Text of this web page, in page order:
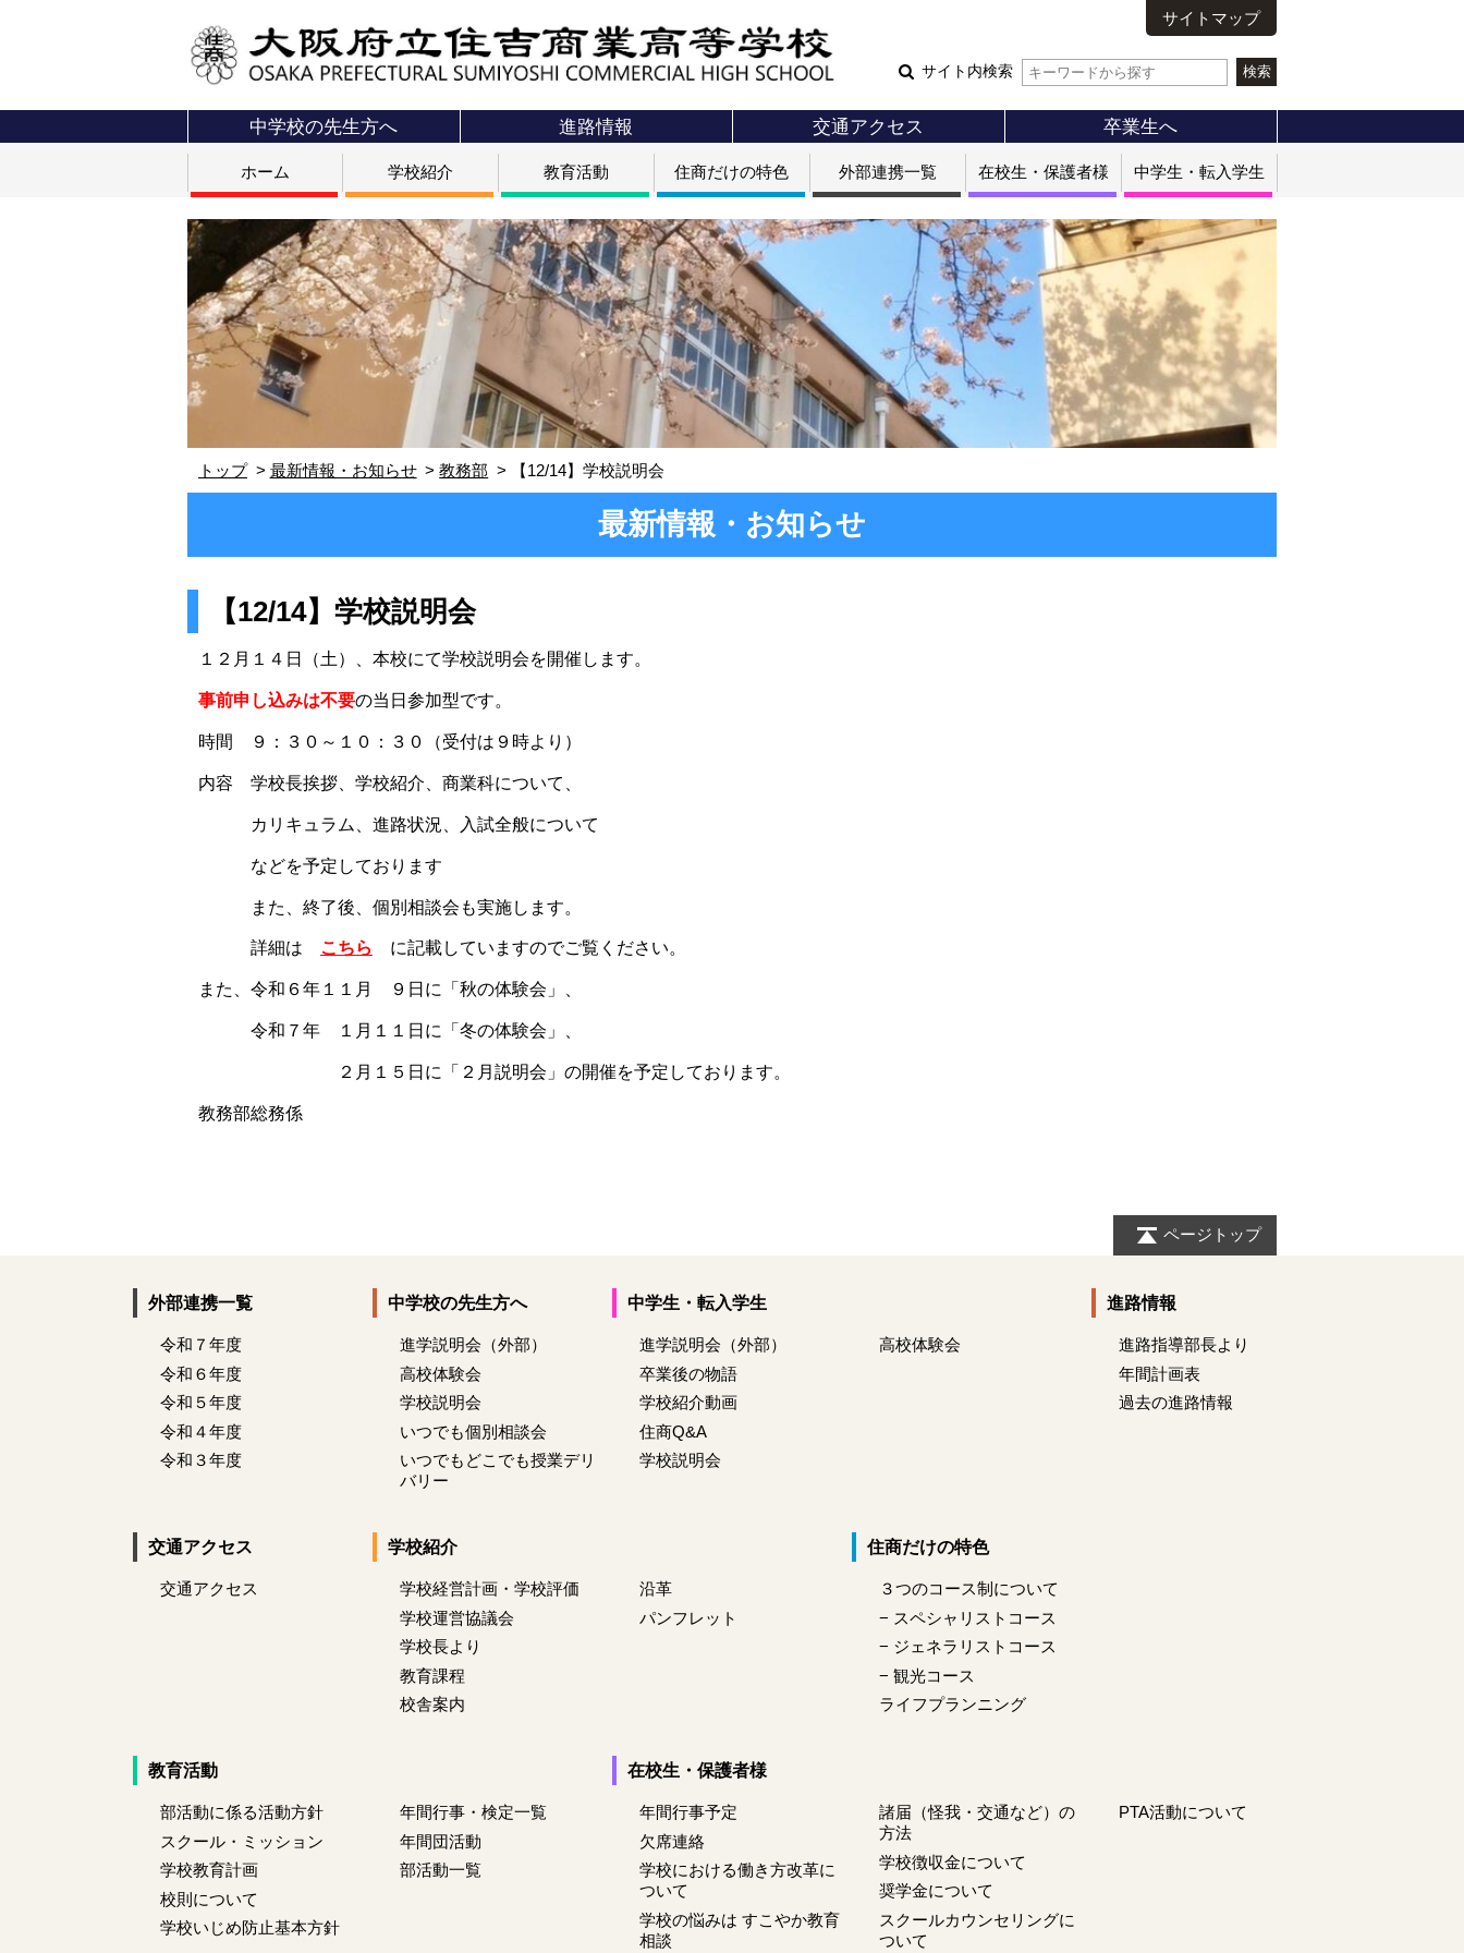
サイトマップ
サイト内検索
中学校の先生方へ 進路情報 交通アクセス 卒業生へ
ホーム 学校紹介 教育活動 住商だけの特色 外部連携一覧 在校生・保護者様 中学生・転入学生
トップ 最新情報・お知らせ 教務部 【12/14】学校説明会
最新情報・お知らせ
【12/14】学校説明会
１２月１４日（土）、本校にて学校説明会を開催します。
事前申し込みは不要の当日参加型です。
時間 ９：３０～１０：３０（受付は９時より）
内容 学校長挨拶、学校紹介、商業科について、
カリキュラム、進路状況、入試全般について
などを予定しております
また、終了後、個別相談会も実施します。
詳細は こちら に記載していますのでご覧ください。
また、令和６年１１月 ９日に「秋の体験会」、
令和７年 １月１１日に「冬の体験会」、
２月１５日に「２月説明会」の開催を予定しております。
教務部総務係
ページトップ
外部連携一覧
令和７年度
令和６年度
令和５年度
令和４年度
令和３年度
中学校の先生方へ
進学説明会（外部）
高校体験会
学校説明会
いつでも個別相談会
いつでもどこでも授業デリ
バリー
中学生・転入学生
進学説明会（外部）
卒業後の物語
学校紹介動画
住商Q&A
学校説明会
高校体験会
進路情報
進路指導部長より
年間計画表
過去の進路情報
交通アクセス
交通アクセス
学校紹介
学校経営計画・学校評価
学校運営協議会
学校長より
教育課程
校舎案内
沿革
パンフレット
住商だけの特色
３つのコース制について
− スペシャリストコース
− ジェネラリストコース
− 観光コース
ライフプランニング
教育活動
部活動に係る活動方針
スクール・ミッション
学校教育計画
校則について
学校いじめ防止基本方針
年間行事・検定一覧
年間団活動
部活動一覧
在校生・保護者様
年間行事予定
欠席連絡
学校における働き方改革に
ついて
学校の悩みは すこやか教育
相談
諸届（怪我・交通など）の
方法
学校徴収金について
奨学金について
スクールカウンセリングに
ついて
PTA活動について